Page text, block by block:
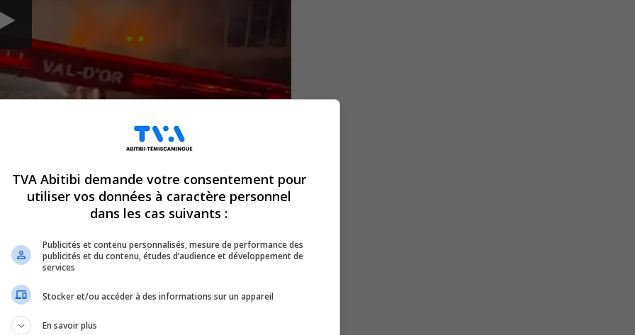
a été victime des
tôt, vendredi
le restaurant Valentine, la Bijouterie
TVA Abitibi demande votre consentement pour
utiliser vos données à caractère personnel
dans les cas suivants :
Publicités et contenu personnalisés, mesure de performance des
publicités et du contenu, études d’audience et développement de
services
Stocker et/ou accéder à des informations sur un appareil
En savoir plus